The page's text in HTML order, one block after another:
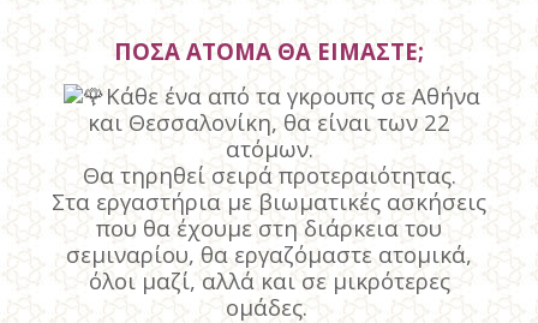
ΠΟΣΑ ΑΤΟΜΑ ΘΑ ΕΙΜΑΣΤΕ;
Κάθε ένα από τα γκρουπς σε Αθήνα
και Θεσσαλονίκη, θα είναι των 22
ατόμων.
Θα τηρηθεί σειρά προτεραιότητας.
Στα εργαστήρια με βιωματικές ασκήσεις
που θα έχουμε στη διάρκεια του
σεμιναρίου, θα εργαζόμαστε ατομικά,
όλοι μαζί, αλλά και σε μικρότερες
ομάδες.